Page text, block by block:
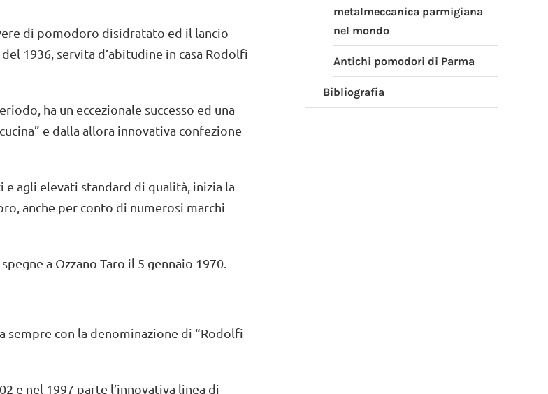
di pomodoro disidratato ed il lancio
1936, servita d’abitudine in casa Rodolfi
ha un eccezionale successo ed una
e dalla allora innovativa confezione
e agli elevati standard di qualità, inizia la
anche per conto di numerosi marchi
a Ozzano Taro il 5 gennaio 1970.
sempre con la denominazione di “Rodolfi
e nel 1997 parte l’innovativa linea di
metalmeccanica parmigiana
nel mondo
Antichi pomodori di Parma
Bibliografia